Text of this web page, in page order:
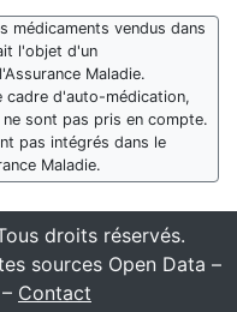
médicaments vendus dans
l'objet d'un
Maladie.
cadre d'auto-médication,
sont pas pris en compte.
pas intégrés dans le
Maladie.
droits réservés.
sources Open Data –
– Contact